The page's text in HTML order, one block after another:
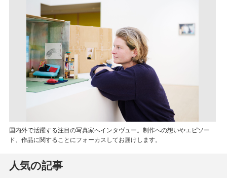
国内外で活躍する注目の写真家へインタヴュー。制作への想いやエピソー
ド、作品に関することにフォーカスしてお届けします。
人気の記事